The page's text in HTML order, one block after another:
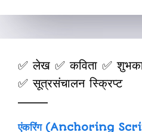
✅ लेख ✅ कविता ✅
✅ सूत्रसंचालन स्क्रिप्ट
एंकरिंग (Anchoring